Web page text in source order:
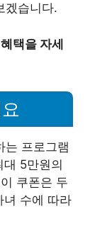
겠습니다.
택을 자세
는 프로그램
5만원의
쿠폰은 두
녀 수에 따라